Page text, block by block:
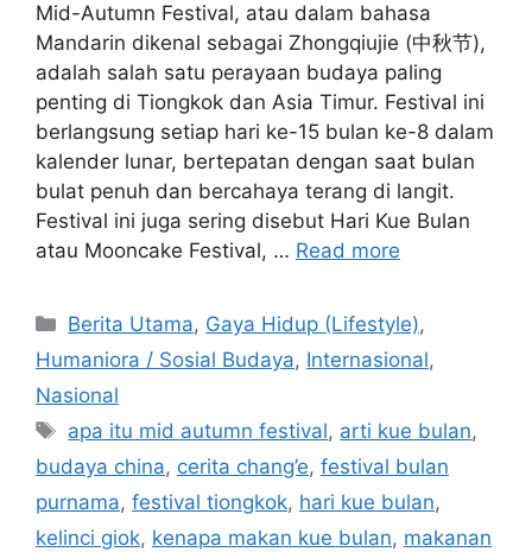
Mid-Autumn Festival, atau dalam bahasa
Mandarin dikenal sebagai Zhongqiujie (中秋节),
adalah salah satu perayaan budaya paling
penting di Tiongkok dan Asia Timur. Festival ini
berlangsung setiap hari ke-15 bulan ke-8 dalam
kalender lunar, bertepatan dengan saat bulan
bulat penuh dan bercahaya terang di langit.
Festival ini juga sering disebut Hari Kue Bulan
atau Mooncake Festival, … Read more
C
a
e
g
o
r
i
Berita Utama, Gaya Hidup (Lifestyle),
Humaniora / Sosial Budaya, Internasional,
Nasional
T
a
s
apa itu mid autumn festival, arti kue bulan,
budaya china, cerita chang’e, festival bulan
purnama, festival tiongkok, hari kue bulan,
kelinci giok, kenapa makan kue bulan, makanan